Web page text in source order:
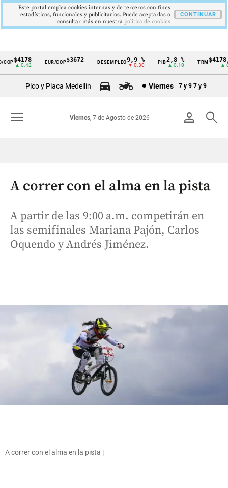
Cintillo
Colombia
$4178
▲ 0.42
EUR/COP$3672 DESEMPLEO 9,9 %
▼ 0.30
2,8 %
▲ 0.10
TRM
▲
Pico y Placa Medellín Viernes 7 y 9 7 y 9
person search
Viernes, 7 de Agosto de 2026
menu
A correr con el alma en la pista
A partir de las 9:00 a.m. competirán en
las semifinales Mariana Pajón, Carlos
Oquendo y Andrés Jiménez.
A correr con el alma en la pista |
Este portal emplea cookies internas y de terceros con fines
estadísticos, funcionales y publicitarios. Puede aceptarlas o
consultar más en nuestra politica de cookies
CONTINUAR